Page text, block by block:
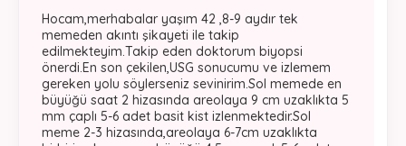
Hocam,merhabalar yaşım 42 ,8-9 aydır tek
memeden akıntı şikayeti ile takip
edilmekteyim.Takip eden doktorum biyopsi
önerdi.En son çekilen,USG sonucumu ve izlemem
gereken yolu söylerseniz sevinirim.Sol memede en
büyüğü saat 2 hizasında areolaya 9 cm uzaklıkta 5
mm çaplı 5-6 adet basit kist izlenmektedir.Sol
meme 2-3 hizasında,areolaya 6-7cm uzaklıkta